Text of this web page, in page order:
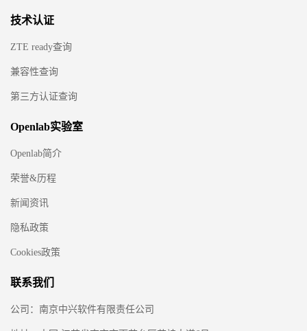
技术认证
ZTE ready查询
兼容性查询
第三方认证查询
Openlab实验室
Openlab简介
荣誉&历程
新闻资讯
隐私政策
Cookies政策
联系我们
公司：南京中兴软件有限责任公司